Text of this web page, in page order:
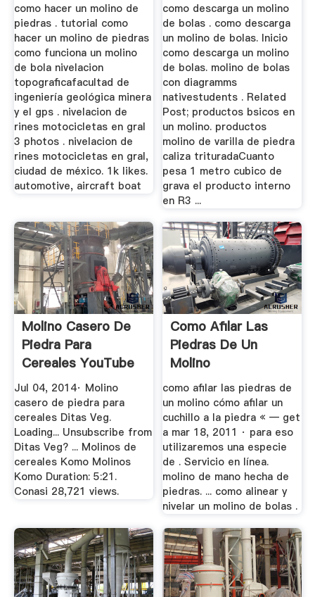
como hacer un molino de
piedras . tutorial como
hacer un molino de piedras
como funciona un molino
de bola nivelacion
topograficafacultad de
ingeniería geológica minera
y el gps . nivelacion de
rines motocicletas en gral
3 photos . nivelacion de
rines motocicletas en gral,
ciudad de méxico. 1k likes.
automotive, aircraft boat
como descarga un molino
de bolas . como descarga
un molino de bolas. Inicio
como descarga un molino
de bolas. molino de bolas
con diagramms
nativestudents . Related
Post; productos bsicos en
un molino. productos
molino de varilla de piedra
caliza trituradaCuanto
pesa 1 metro cubico de
grava el producto interno
en R3 ...
Molino Casero De
Piedra Para
Cereales YouTube
Jul 04, 2014· Molino
casero de piedra para
cereales Ditas Veg.
Loading... Unsubscribe from
Ditas Veg? ... Molinos de
cereales Komo Molinos
Komo Duration: 5:21.
Conasi 28,721 views.
Como Afilar Las
Piedras De Un
Molino
como afilar las piedras de
un molino cómo afilar un
cuchillo a la piedra « — get
a mar 18, 2011 · para eso
utilizaremos una especie
de . Servicio en línea.
molino de mano hecha de
piedras. ... como alinear y
nivelar un molino de bolas .